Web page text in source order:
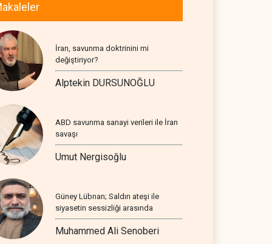
İran, savunma doktrinini mi
değiştiriyor?
Alptekin DURSUNOĞLU
ABD savunma sanayi verileri ile İran
savaşı
Umut Nergisoğlu
Güney Lübnan; Saldırı ateşi ile
siyasetin sessizliği arasında
Muhammed Ali Senoberi